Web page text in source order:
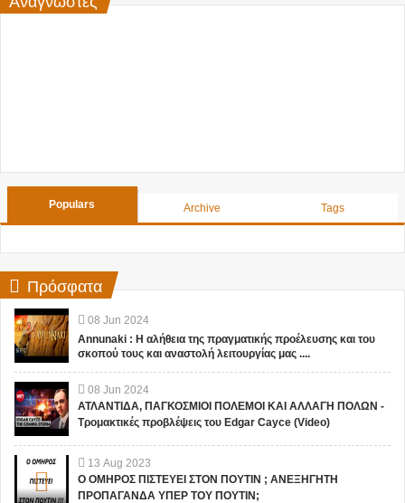
Populars Archive Tags
Πρόσφατα
08 Jun 2024
Annunaki : Η αλήθεια της πραγματικής προέλευσης και του
σκοπού τους και αναστολή λειτουργίας μας ....
08 Jun 2024
ΑΤΛΑΝΤΙΔΑ, ΠΑΓΚΟΣΜΙΟΙ ΠΟΛΕΜΟΙ ΚΑΙ ΑΛΛΑΓΗ ΠΟΛΩΝ -
Τρομακτικές προβλέψεις του Edgar Cayce (Video)
13 Aug 2023
Ο ΟΜΗΡΟΣ ΠΙΣΤΕΥΕΙ ΣΤΟΝ ΠΟΥΤΙΝ ; ΑΝΕΞΗΓΗΤΗ
ΠΡΟΠΑΓΑΝΔΑ ΥΠΕΡ ΤΟΥ ΠΟΥΤΙΝ;